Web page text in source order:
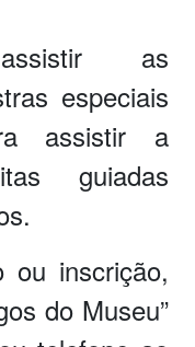
as
especiais
assistir a
guiadas
ou inscrição,
do Museu”